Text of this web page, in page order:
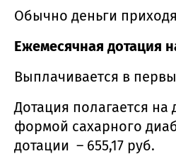
Обычно деньги
Ежемесячная дотация
Выплачивается в
Дотация полагается
формой сахарного
дотации – 655,17 руб.